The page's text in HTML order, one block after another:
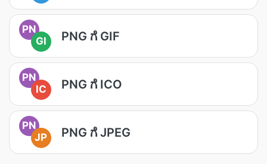
PN
GI
PNG ಗೆ GIF
PN
IC
PNG ಗೆ ICO
PN
JP
PNG ಗೆ JPEG